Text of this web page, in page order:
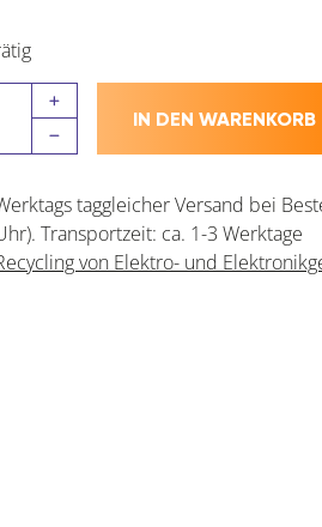
IN DEN WARENKORB
taggleicher Versand bei
Transportzeit: ca. 1-3 Werktage
von Elektro- und